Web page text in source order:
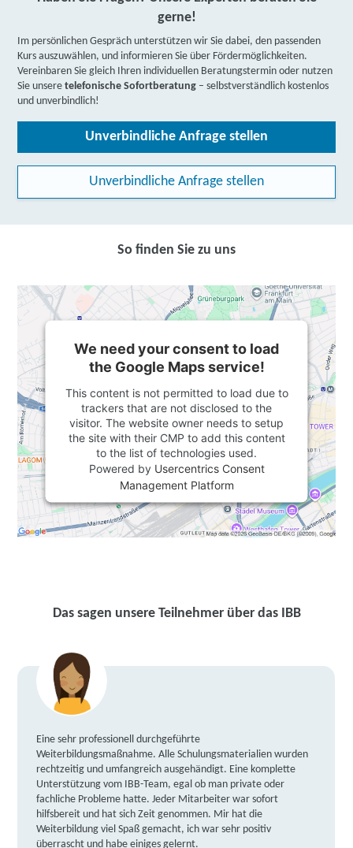
gerne!
Im persönlichen Gespräch unterstützen wir Sie dabei, den passenden
Kurs auszuwählen, und informieren Sie über Fördermöglichkeiten.
Vereinbaren Sie gleich Ihren individuellen Beratungstermin oder nutzen
Sie unseretelefonische Sofortberatung – selbstverständlich kostenlos
und unverbindlich!
Unverbindliche Anfrage stellen
Unverbindliche Anfrage stellen
So finden Sie zu uns
We need your consent to load
the Google Maps service!
This content is not permitted to load due to
trackers that are not disclosed to the
visitor. The website owner needs to setup
the site with their CMP to add this content
to the list of technologies used.
Powered by Usercentrics Consent
Management Platform
Das sagen unsere Teilnehmer über das IBB
Eine sehr professionell durchgeführte
Weiterbildungsmaßnahme. Alle Schulungsmaterialien wurden
rechtzeitig und umfangreich ausgehändigt. Eine komplette
Unterstützung vom IBB-Team, egal ob man private oder
fachliche Probleme hatte. Jeder Mitarbeiter war sofort
hilfsbereit und hat sich Zeit genommen. Mir hat die
Weiterbildung viel Spaß gemacht, ich war sehr positiv
überrascht und habe einiges gelernt.